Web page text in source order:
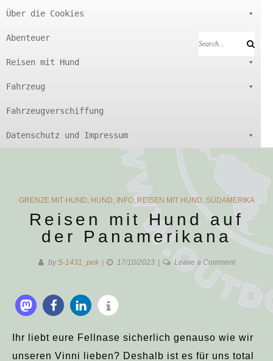
Über die Cookies
Abenteuer
Reisen mit Hund
Fahrzeug
Fahrzeugverschiffung
Datenschutz und Impressum
Search
Search
CATEGORIES
GRENZE MIT HUND, HUND, INFO, REISEN MIT HUND, SÜDAMERIKA
Reisen mit Hund auf
der Panamerikana
byS-1431_pek 17/10/2023 Leave a Commenton
mit
Hund
Ihr liebt eure Fellnase sicherlich genauso wie wir
unseren Vinni lieben? Deshalb ist es für uns total